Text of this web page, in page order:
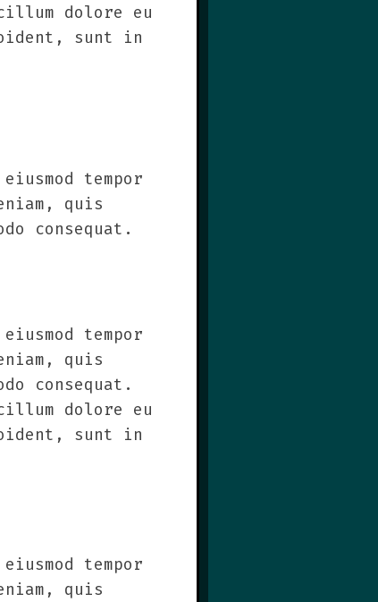
dolore eu
sunt in
tempor
quis
consequat.
tempor
quis
consequat.
dolore eu
sunt in
tempor
quis